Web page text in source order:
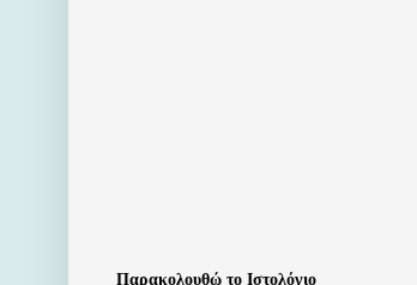
Παρακολουθώ το Ιστολόγιο